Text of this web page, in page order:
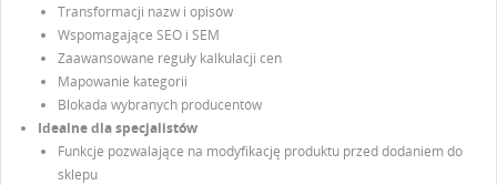
Transformacji nazw i opisów
Wspomagające SEO i SEM
Zaawansowane reguły kalkulacji cen
Mapowanie kategorii
Blokada wybranych producentów
Idealne dla specjalistów
Funkcje pozwalające na modyfikację produktu przed dodaniem do
sklepu